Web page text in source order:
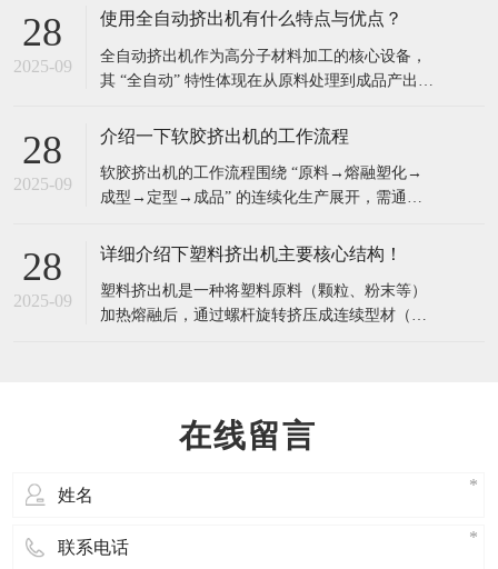
全规范，具体安全事项可分为开机前检查、开机
节，确保人员与设备安全：​一、开机前安全检
查：排除初始隐患，避免 “带病运行”开机前需对
28
2025-09
使用全自动挤出机有什么特点与优点？
​全自动挤出机作为高分子材料加工的核心设备，
其 “全自动” 特性体现在从原料处理到成品产出的
有以下显著特点与优点：​一、核心特点全流程自
（螺杆挤出）、成型冷却（定径 + 冷却系统）、
牵引到成品切割（自动定长切割），各环
28
2025-09
介绍一下软胶挤出机的工作流程
​软胶挤出机的工作流程围绕 “原料→熔融塑化→
成型→定型→成品” 的连续化生产展开，需通过
有特定形状的连续制品。以下是详细工作流程：​
（如硅胶、TPU、PVC 等）进行预处理：吸湿性
材料（如 TPU、尼龙软胶）需提前烘
28
2025-09
详细介绍下塑料挤出机主要核心结构！
塑料挤出机是一种将塑料原料（颗粒、粉末等）
加热熔融后，通过螺杆旋转挤压成连续型材（如
（从料斗到机筒），不加热或低温加热，防止原
在线留言